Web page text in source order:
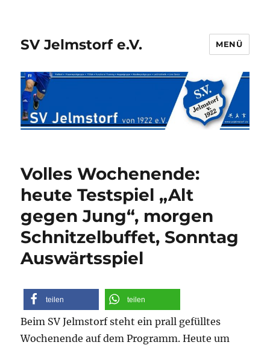
SV Jelmstorf e.V. MENÜ
Volles Wochenende:
heute Testspiel „Alt
gegen Jung“, morgen
Schnitzelbuffet, Sonntag
Auswärtsspiel
teilen teilen
Beim SV Jelmstorf steht ein prall gefülltes
Wochenende auf dem Programm. Heute um